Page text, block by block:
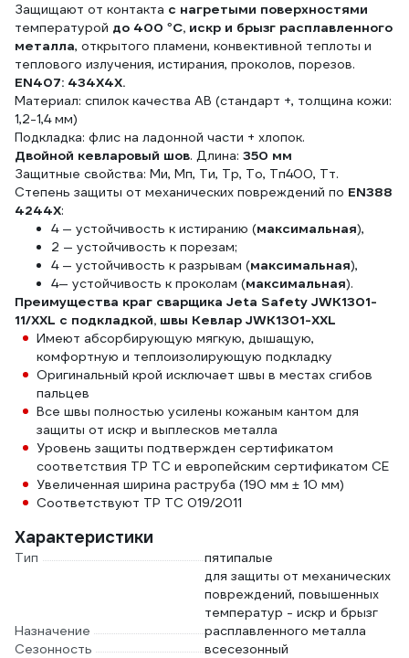
Защищают от контакта с нагретыми поверхностями
температурой до 400 °С, искр и брызг расплавленного
металла, открытого пламени, конвективной теплоты и
теплового излучения, истирания, проколов, порезов.
EN407: 434X4X.
Материал: спилок качества AB (стандарт +, толщина кожи:
1,2-1,4 мм)
Подкладка: флис на ладонной части + хлопок.
Двойной кевларовый шов. Длина: 350 мм
Защитные свойства: Ми, Мп, Ти, Тр, То, Тп400, Тт.
Степень защиты от механических повреждений по EN388
4244Х:
4 — устойчивость к истиранию (максимальная),
2 — устойчивость к порезам;
4 — устойчивость к разрывам (максимальная),
4— устойчивость к проколам (максимальная).
Преимущества краг сварщика Jeta Safety JWK1301-
11/XXL с подкладкой, швы Кевлар JWK1301-XXL
Имеют абсорбирующую мягкую, дышащую,
комфортную и теплоизолирующую подкладку
Оригинальный крой исключает швы в местах сгибов
пальцев
Все швы полностью усилены кожаным кантом для
защиты от искр и выплесков металла
Уровень защиты подтвержден сертификатом
соответствия ТР ТС и европейским сертификатом СЕ
Увеличенная ширина раструба (190 мм ± 10 мм)
Соответствуют ТР ТС 019/2011
Характеристики
Тип пятипалые
Назначение
для защиты от механических
повреждений, повышенных
температур - искр и брызг
расплавленного металла
Сезонность
всесезонный